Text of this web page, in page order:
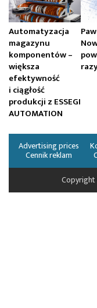
Automatyzacja
magazynu
komponentów –
większa
efektywność
i ciągłość
produkcji z ESSEGI
AUTOMATION
Cennik reklam
Advertising prices